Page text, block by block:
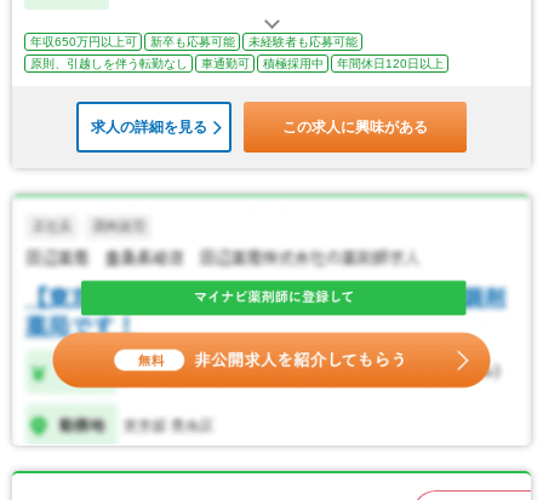
年収650万円以上可 新卒も応募可能
未経験者も応募可能
原則、引越しを伴う転勤なし
車通勤可 積極採用中 年間休日120日以上
求人の詳細を見る この求人に興味がある